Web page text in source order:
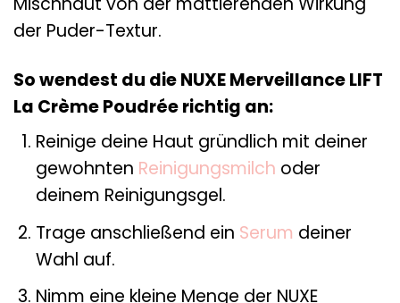
der Puder-Textur.
So wendest du die NUXE Merveillance LIFT
La Crème Poudrée richtig an:
Reinige deine Haut gründlich mit deiner
gewohnten Reinigungsmilch oder
deinem Reinigungsgel.
Trage anschließend ein Serum deiner
Wahl auf.
Nimm eine kleine Menge der NUXE